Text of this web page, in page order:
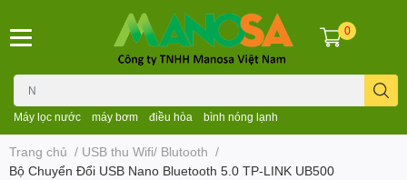
Máy lọc nước máy bơm điều hòa bình nóng lạnh
0
Trang chủ / USB thu Wifi/ Blutooth /
Bộ Chuyển Đổi USB Nano Bluetooth 5.0 TP-LINK UB500